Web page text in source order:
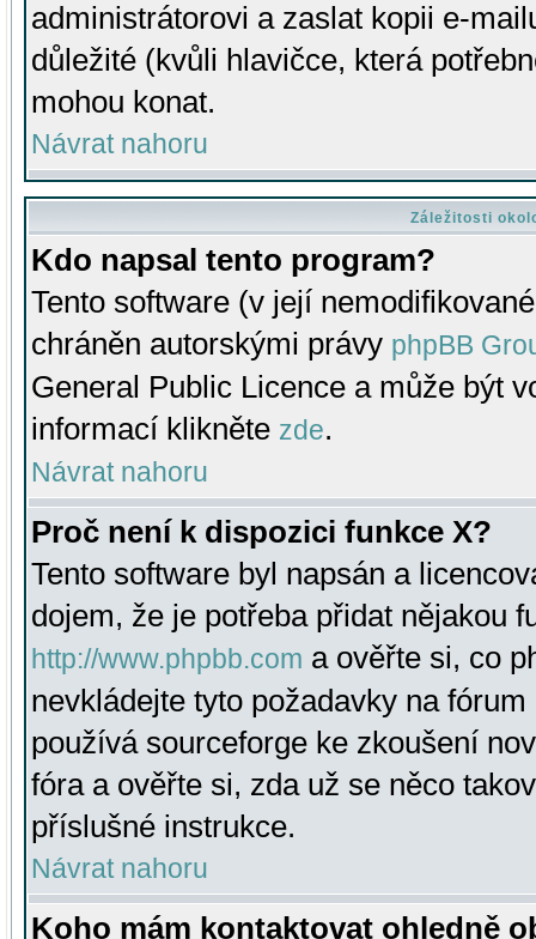
administrátorovi a zaslat kopii e-
důležité (kvůli hlavičce, která
mohou konat.
Návrat nahoru
Záležitosti
Kdo napsal tento program?
Tento software (v její
chráněn autorskými právy phpBB
General Public Licence a může být
informací klikněte zde.
Návrat nahoru
Proč není k dispozici funkce X?
Tento software byl napsán a
dojem, že je potřeba přidat nějakou
http://www.phpbb.com a ověřte si, co
nevkládejte tyto požadavky na
používá sourceforge ke zkoušení
fóra a ověřte si, zda už se něco
příslušné instrukce.
Návrat nahoru
Koho mám kontaktovat ohledně